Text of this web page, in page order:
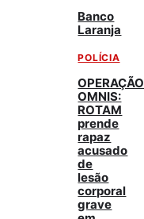
Banco
Laranja
POLÍCIA
OPERAÇÃO
OMNIS:
ROTAM
prende
rapaz
acusado
de
lesão
corporal
grave